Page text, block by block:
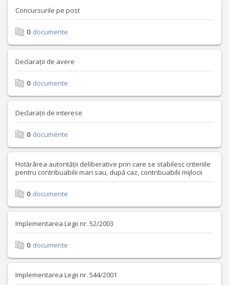
Concursurile pe post
0 documente
Declarații de avere
0 documente
Declarații de interese
0 documente
Hotărârea autorității deliberative prin care se stabilesc criteriile
pentru contribuabilii mari sau, după caz, contribuabilii mijlocii
0 documente
Implementarea Legii nr. 52/2003
0 documente
Implementarea Legii nr. 544/2001